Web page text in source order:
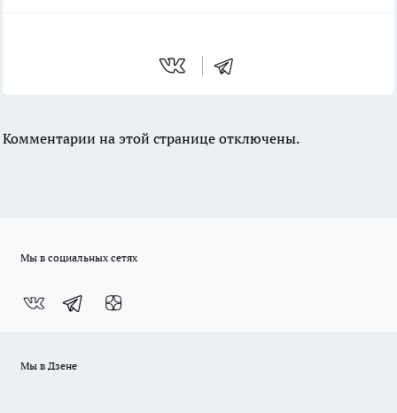
Комментарии на этой странице отключены.
Мы в социальных сетях
Мы в Дзене